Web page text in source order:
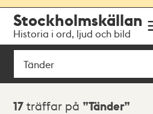
navigationen
huvudinnehållet
Stockholmskällan
Historia i ord, ljud och bild
Sök
Sökresultat
17 träffar på Tänder